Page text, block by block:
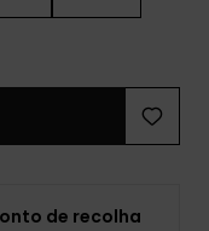
de recolha